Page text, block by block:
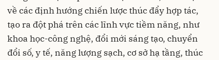
về các định hướng chiến lược thúc đẩy hợp tác,
tạo ra đột phá trên các lĩnh vực tiềm năng, như
khoa học-công nghệ, đổi mới sáng tạo, chuyển
đổi số, y tế, năng lượng sạch, cơ sở hạ tầng, thúc